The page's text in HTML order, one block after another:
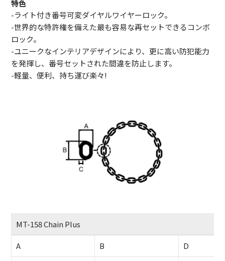
特色
-ライト付き番号可変ダイヤルワイヤーロック。
-世界的な特許権を備えた最も容易な再セットできるコンボ
ロック。
-ユニークなインテリアデザインにより、更に高い防犯能力
を発揮し、番号セットされた間違を防止します。
-軽量、便利、持ち運び楽々!
MT-158 Chain Plus
A B D